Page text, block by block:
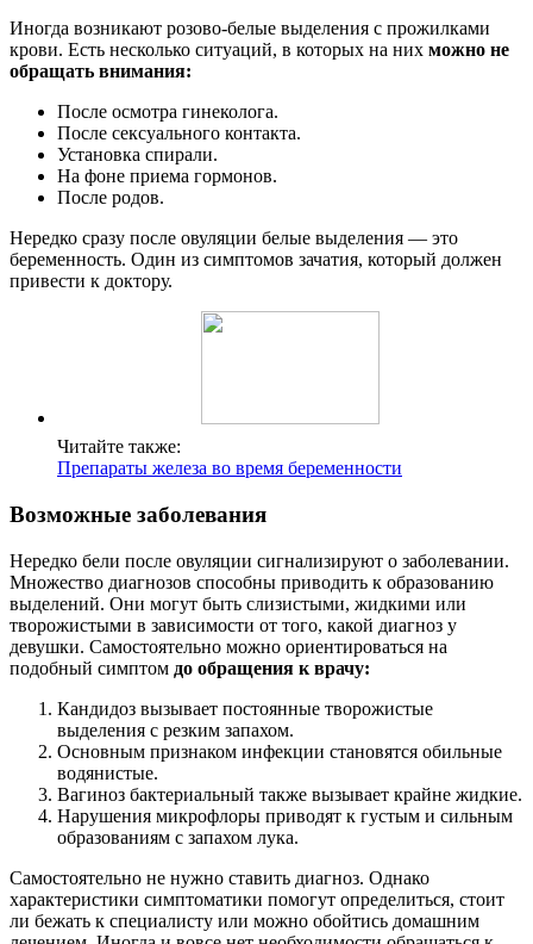
Иногда возникают розово-белые выделения с прожилками
крови. Есть несколько ситуаций, в которых на них можно не
обращать внимания:
После осмотра гинеколога.
После сексуального контакта.
Установка спирали.
На фоне приема гормонов.
После родов.
Нередко сразу после овуляции белые выделения — это
беременность. Один из симптомов зачатия, который должен
привести к доктору.
Читайте также:
Препараты железа во время беременности
Возможные заболевания
Нередко бели после овуляции сигнализируют о заболевании.
Множество диагнозов способны приводить к образованию
выделений. Они могут быть слизистыми, жидкими или
творожистыми в зависимости от того, какой диагноз у
девушки. Самостоятельно можно ориентироваться на
подобный симптом до обращения к врачу:
Кандидоз вызывает постоянные творожистые
выделения с резким запахом.
Основным признаком инфекции становятся обильные
водянистые.
Вагиноз бактериальный также вызывает крайне жидкие.
Нарушения микрофлоры приводят к густым и сильным
образованиям с запахом лука.
Самостоятельно не нужно ставить диагноз. Однако
характеристики симптоматики помогут определиться, стоит
ли бежать к специалисту или можно обойтись домашним